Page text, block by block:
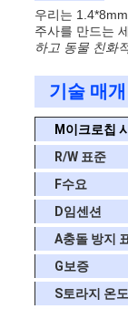
용
문
을
요
우리는
주사를 만드는
하고 동물 친화
기술 매
M 이크로칩
R/W 표준
F수요
D임센션
A충돌 방지
G보증
S토라지 온도